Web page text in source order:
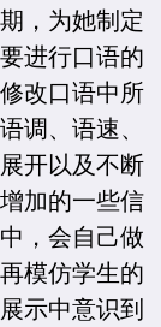
，为她制定
进行口语的
改口语中所
调、语速、
开以及不断
加的一些信
，会自己做
模仿学生的
示中意识到